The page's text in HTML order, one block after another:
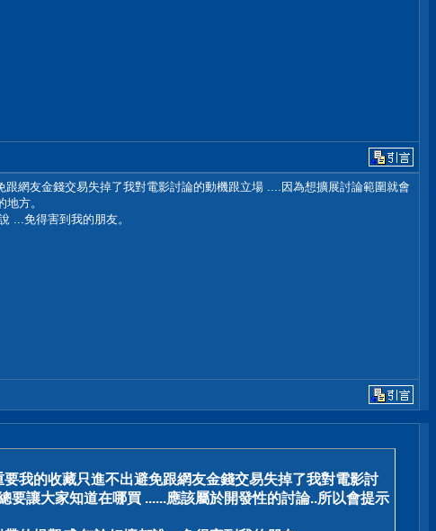
網友金錢交易失掉了我對電影討論的動機跟立場 ....因為想擴展討論範圍就會
方。
...免得害到我的朋友。
我的收藏只進不出避免跟網友金錢交易失掉了我對電影討
讓大家知道在哪買 ......應該屬於開發性的討論..所以會提示